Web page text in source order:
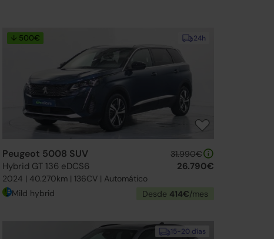
24h
↓ 500€
Peugeot 5008 SUV
Hybrid GT 136 eDCS6
2024 | 40.270km | 136CV | Automático
31.990€
26.790€
Mild hybrid Desde 414€/mes
15-20 días